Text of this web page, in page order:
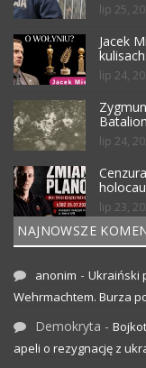
lip 25,
Jacek
lip 24,
lip 24,
lip 23,
NAJNOWSZE
anonim - Ukraiński
Wehrmachtem. Burza
Demokryta -
apeli o rezygnację z